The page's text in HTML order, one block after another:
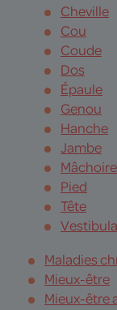
Cheville
Cou
Coude
Dos
Épaule
Genou
Hanche
Jambe
Mâchoire
Pied
Tête
Maladies
Mieux-être
Mieux-être